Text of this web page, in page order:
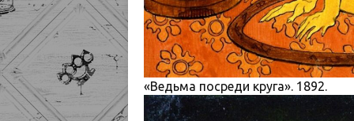
«Ведьма посреди круга». 1892.